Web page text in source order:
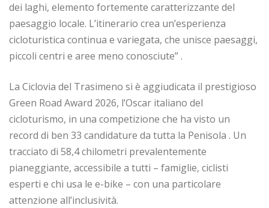
dei laghi, elemento fortemente caratterizzante del
paesaggio locale. L’itinerario crea un’esperienza
cicloturistica continua e variegata, che unisce paesaggi,
piccoli centri e aree meno conosciute” .
La Ciclovia del Trasimeno si è aggiudicata il prestigioso
Green Road Award 2026, l’Oscar italiano del
cicloturismo, in una competizione che ha visto un
record di ben 33 candidature da tutta la Penisola . Un
tracciato di 58,4 chilometri prevalentemente
pianeggiante, accessibile a tutti – famiglie, ciclisti
esperti e chi usa le e-bike – con una particolare
attenzione all’inclusività.